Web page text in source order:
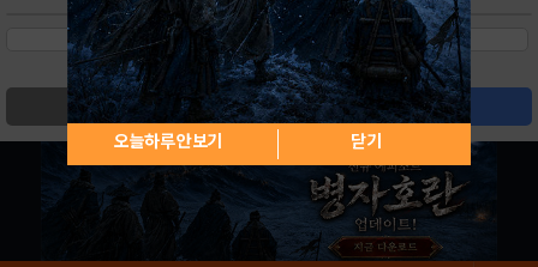
검색 글쓰기
오늘하루 안보기 닫기